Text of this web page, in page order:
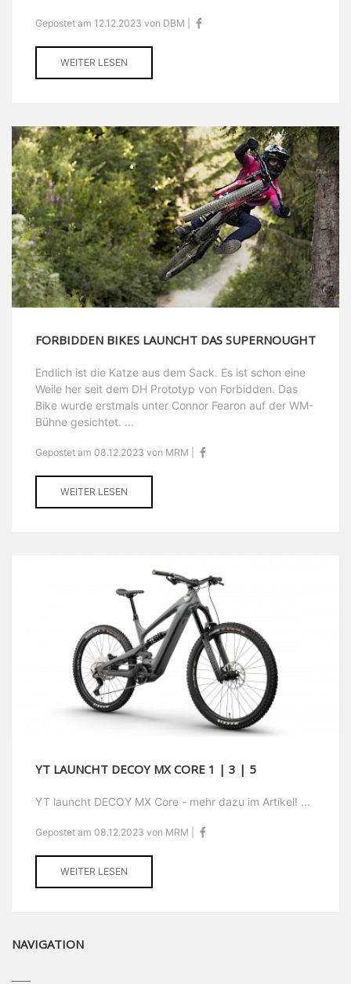
Gepostet am 12.12.2023 von DBM |
WEITER LESEN
FORBIDDEN BIKES LAUNCHT DAS SUPERNOUGHT
Endlich ist die Katze aus dem Sack. Es ist schon eine
Weile her seit dem DH Prototyp von Forbidden. Das
Bike wurde erstmals unter Connor Fearon auf der WM-
Bühne gesichtet. ...
Gepostet am 08.12.2023 von MRM |
WEITER LESEN
YT LAUNCHT DECOY MX CORE 1 | 3 | 5
YT launcht DECOY MX Core - mehr dazu im Artikel! ...
Gepostet am 08.12.2023 von MRM |
WEITER LESEN
NAVIGATION